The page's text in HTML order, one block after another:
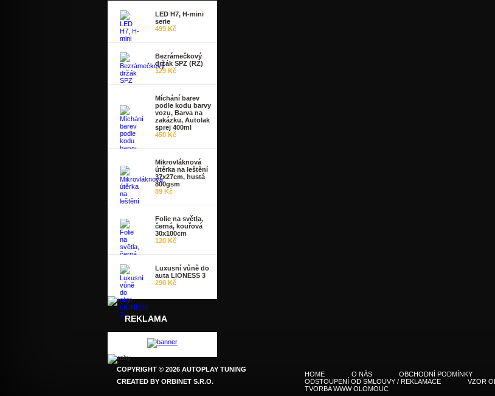
LED H7, H-mini
serie
499 Kč
Bezrámečkový
držák SPZ (RZ)
129 Kč
Míchání barev
podle kodu barvy
vozu, Barva na
zakázku, Autolak
sprej 400ml
450 Kč
Mikrovláknová
útěrka na leštění
37x27cm, hustá
800gsm
89 Kč
Folie na světla,
černá, kouřová
30x100cm
120 Kč
Luxusní vůně do
auta LIONESS 3
290 Kč
REKLAMA
COPYRIGHT © 2026 AUTOPLAY TUNING
CREATED BY ORBINET S.R.O.
HOME O NÁS OBCHODNÍ PODMÍNKY
ODSTOUPENÍ OD SMLOUVY / REKLAMACE
VZOR
TVORBA WWW OLOMOUC